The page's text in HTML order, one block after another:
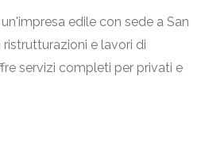
edile con sede a San
e lavori di
servizi completi per privati e